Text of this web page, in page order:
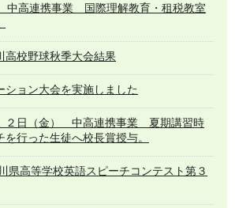
中高連携事業 国際理解教育・租税教室
高校野球秋季大会結果
ション大会を実施しました
２日（金） 中高連携事業 夏期講習時
行った生徒へ校長賞授与。
高等学校英語スピーチコンテスト第３